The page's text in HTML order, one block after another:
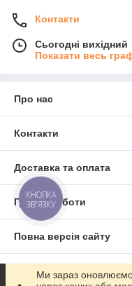
Контакти
Сьогодні вихідний
Показати весь
Про нас
Контакти
Доставка та оплата
Графік роботи
Повна версія сайту
Сайт створено на
Ми зараз
КНОПКА
ЗВ'ЯЗКУ